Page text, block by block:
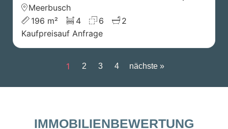
Meerbusch
196 m²
4 6
2
Kaufpreisauf Anfrage
1 2 3 4 nächste »
IMMOBILIENBEWERTUNG